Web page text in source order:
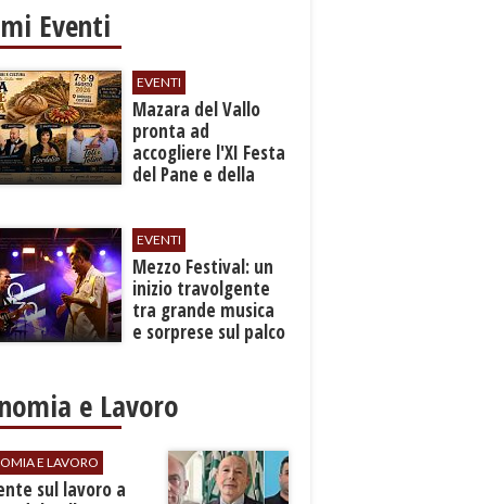
Eventi
EVENTI
Mazara del Vallo
pronta ad
accogliere l'XI Festa
del Pane e della
EVENTI
Mezzo Festival: un
inizio travolgente
tra grande musica
e sorprese sul palco
e Lavoro
E LAVORO
sul lavoro a